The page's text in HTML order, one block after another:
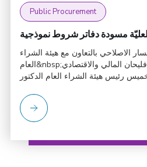
Public Procurement
مسودة دفاتر شروط نموذجية
الاصلاحي بالتعاون مع هيئة الشراء
العام&nbsp;سلّم وفد من معهد باسل فليحان المالي والاقتصادي